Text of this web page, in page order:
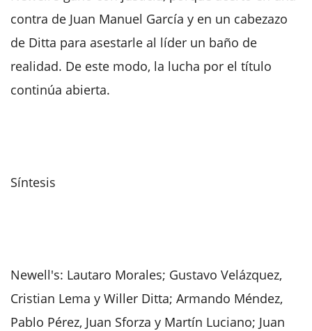
contra de Juan Manuel García y en un cabezazo
de Ditta para asestarle al líder un baño de
realidad. De este modo, la lucha por el título
continúa abierta.
Síntesis
Newell's: Lautaro Morales; Gustavo Velázquez,
Cristian Lema y Willer Ditta; Armando Méndez,
Pablo Pérez, Juan Sforza y Martín Luciano; Juan